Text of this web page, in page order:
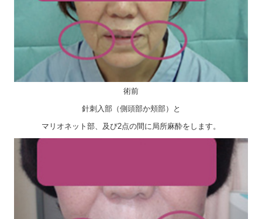
術前
針刺入部（側頭部か頬部）と
マリオネット部、及び2点の間に局所麻酔をします。